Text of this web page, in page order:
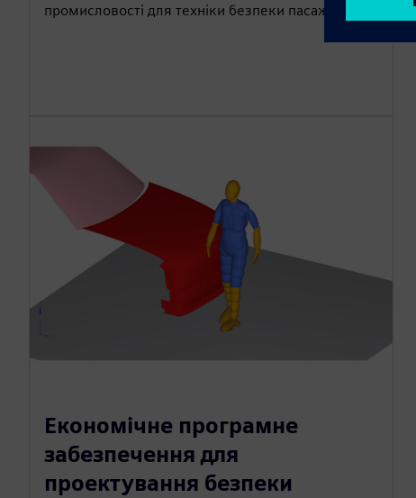
промисловості для техніки безпеки пасажирів.
Економічне програмне
забезпечення для
проектування безпеки